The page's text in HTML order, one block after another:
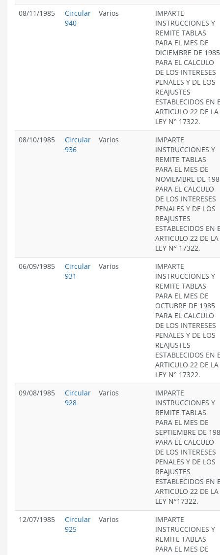
08/11/1985
Circular
940
Varios
IMPARTE
INSTRUCCIONES Y
REMITE TABLAS
PARA EL MES DE
DICIEMBRE DE 1985
PARA EL CALCULO
DE LOS INTERESES
PENALES Y DE LOS
REAJUSTES
ESTABLECIDOS EN
ARTICULO 22 DE LA
LEY N° 17322.
08/10/1985
Circular
936
Varios
IMPARTE
INSTRUCCIONES Y
REMITE TABLAS
PARA EL MES DE
NOVIEMBRE DE
PARA EL CALCULO
DE LOS INTERESES
PENALES Y DE LOS
REAJUSTES
ESTABLECIDOS EN
ARTICULO 22 DE LA
LEY N° 17322.
06/09/1985
Circular
931
Varios
IMPARTE
INSTRUCCIONES Y
REMITE TABLAS
PARA EL MES DE
OCTUBRE DE 1985
PARA EL CALCULO
DE LOS INTERESES
PENALES Y DE LOS
REAJUSTES
ESTABLECIDOS EN
ARTICULO 22 DE LA
LEY N° 17322.
09/08/1985
Circular
928
Varios
IMPARTE
INSTRUCCIONES Y
REMITE TABLAS
PARA EL MES DE
SEPTIEMBRE DE
PARA EL CALCULO
DE LOS INTERESES
PENALES Y DE LOS
REAJUSTES
ESTABLECIDOS EN
ARTICULO 22 DE LA
LEY N°17322.
12/07/1985
Circular
925
Varios
IMPARTE
INSTRUCCIONES Y
REMITE TABLAS
PARA EL MES DE